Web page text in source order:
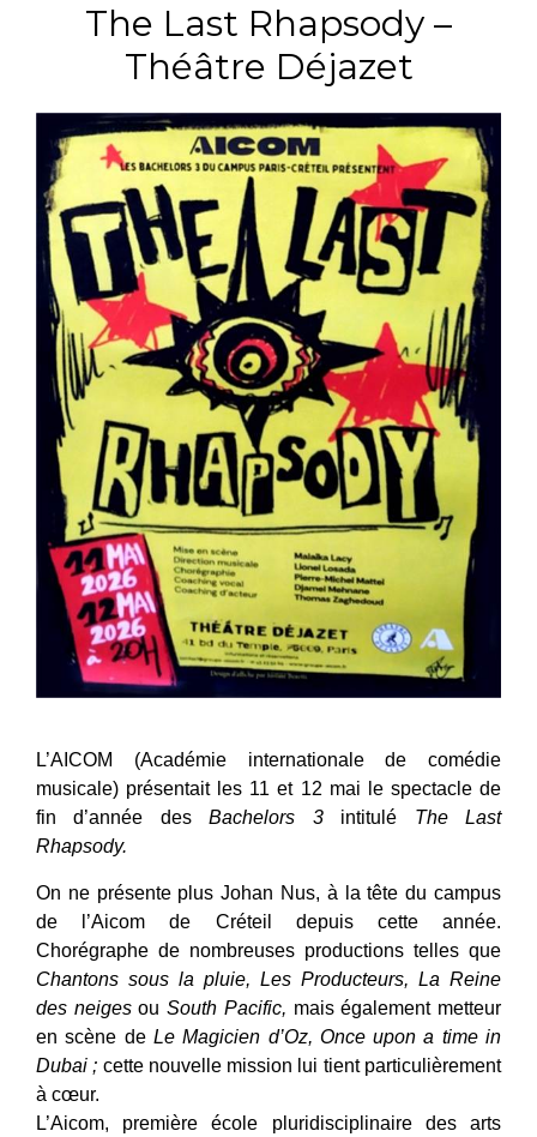
The Last Rhapsody –
Théâtre Déjazet
L’AICOM (Académie internationale de comédie
musicale) présentait les 11 et 12 mai le spectacle de
fin d’année desBachelors 3 intitulé The Last
Rhapsody.
On ne présente plus Johan Nus, à la tête du campus
de l’Aicom de Créteil depuis cette année.
Chorégraphe de nombreuses productions telles que
Chantons sous la pluie, Les Producteurs, La Reine
des neigesouSouth Pacific, mais également metteur
en scène de Le Magicien d’Oz, Once upon a time in
Dubai ; cette nouvelle mission lui tient particulièrement
à cœur.
L’Aicom, première école pluridisciplinaire des arts